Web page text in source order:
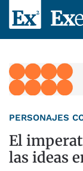
Skip to main
PERSONAJES
El
las ideas